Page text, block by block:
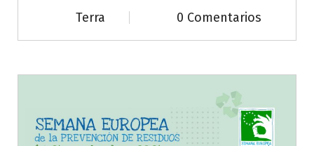
Terra 0 Comentarios